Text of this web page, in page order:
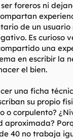
foreros ni
de un usuario
Es curioso
una
en escribir la
el bien.
una ficha
su propio
o corpulento?
aproximada?
40 no trabaja